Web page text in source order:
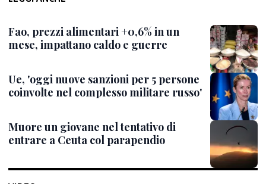
Fao, prezzi alimentari +0,6% in un
mese, impattano caldo e guerre
Ue, 'oggi nuove sanzioni per 5 persone
coinvolte nel complesso militare russo'
Muore un giovane nel tentativo di
entrare a Ceuta col parapendio